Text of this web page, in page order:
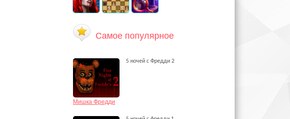
Самое популярное
5 ночей с Фредди 2
Мишка Фредди